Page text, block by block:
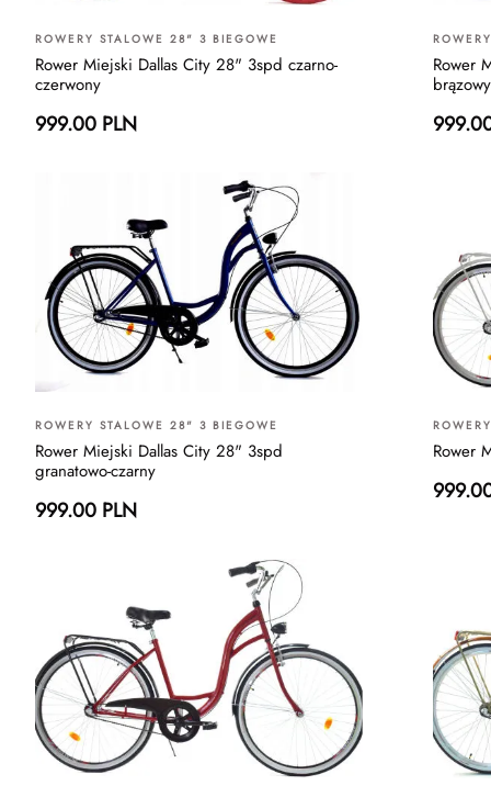
ROWERY STALOWE 28" 3 BIEGOWE
Rower Miejski Dallas City 28" 3spd czarno-
czerwony
999.00 PLN
Rower
brązowy
ROWERY STALOWE 28" 3 BIEGOWE
Rower Miejski Dallas City 28" 3spd
granatowo-czarny
999.00 PLN
Rower